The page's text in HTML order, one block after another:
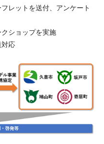
レットを送付、アンケート
ショップを実施
対応